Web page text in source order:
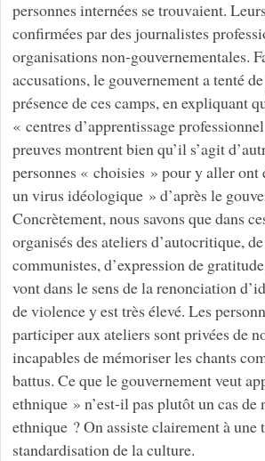
personnes internées se trouvaient.
confirmées par des journalistes
organisations non-gouvernementales.
accusations, le gouvernement a tenté
présence de ces camps, en expliquant
« centres d’apprentissage
preuves montrent bien qu’il s’agit
personnes « choisies » pour y aller ont
un virus idéologique » d’après le
Concrètement, nous savons que dans
organisés des ateliers d’autocritique,
communistes, d’expression de
vont dans le sens de la renonciation
de violence y est très élevé. Les
participer aux ateliers sont privées de
incapables de mémoriser les chants
battus. Ce que le gouvernement veut
ethnique » n’est-il pas plutôt un cas de
ethnique ? On assiste clairement à une
standardisation de la culture.